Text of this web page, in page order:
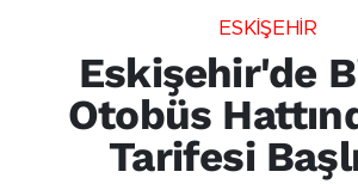
ESKİŞEHİR
Eskişehir'de
Otobüs
Tarifesi